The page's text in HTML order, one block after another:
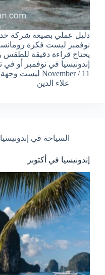
دليل عملي بصيغة شركة
نوفمبر ليست فكرة
يحتاج قراءة دقيقة للطقس
إندونيسيا في نوفمبر أو
11 / November ليست وجهة تُحجز بالعاطفة…
علاء الدين
السياحة في إندونيسيا
إندونيسيا في أكتوبر